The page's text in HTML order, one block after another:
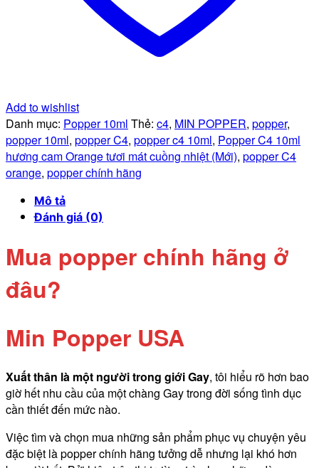
Add to wishlist
Danh mục: Popper 10ml Thẻ: c4, MIN POPPER, popper,
popper 10ml, popper C4, popper c4 10ml, Popper C4 10ml
hương cam Orange tươi mát cuồng nhiệt (Mới), popper C4
orange, popper chính hãng
Mô tả
Đánh giá (0)
Mua popper chính hãng ở
đâu?
Min Popper USA
Xuất thân là một người trong giới Gay, tôi hiểu rõ hơn bao
giờ hết nhu cầu của một chàng Gay trong đời sống tình dục
cần thiết đến mức nào.
Việc tìm và chọn mua những sản phẩm phục vụ chuyện yêu
đặc biệt là popper chính hãng tưởng dễ nhưng lại khó hơn